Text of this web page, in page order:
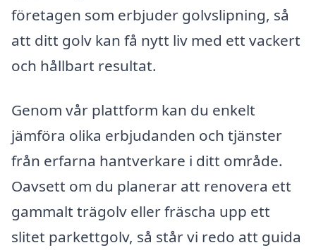
företagen som erbjuder golvslipning, så
att ditt golv kan få nytt liv med ett vackert
och hållbart resultat.
Genom vår plattform kan du enkelt
jämföra olika erbjudanden och tjänster
från erfarna hantverkare i ditt område.
Oavsett om du planerar att renovera ett
gammalt trägolv eller fräscha upp ett
slitet parkettgolv, så står vi redo att guida